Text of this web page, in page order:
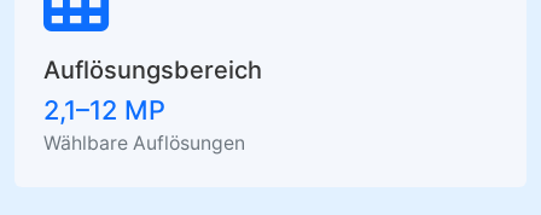
Auflösungsbereich
2,1–12 MP
Wählbare Auflösungen